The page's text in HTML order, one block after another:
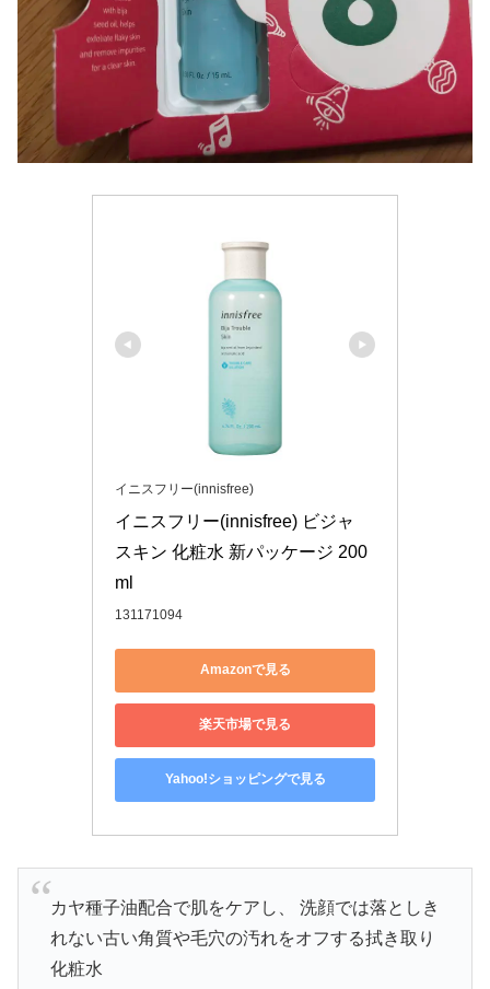
イニスフリー(innisfree)
イニスフリー(innisfree) ビジャ
スキン 化粧水 新パッケージ 200
ml
131171094
Amazonで見る
楽天市場で見る
Yahoo!ショッピングで見る
カヤ種子油配合で肌をケアし、 洗顔では落としき
れない古い角質や毛穴の汚れをオフする拭き取り
化粧水